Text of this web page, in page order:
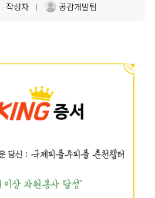
작성자 | 공감개발팀